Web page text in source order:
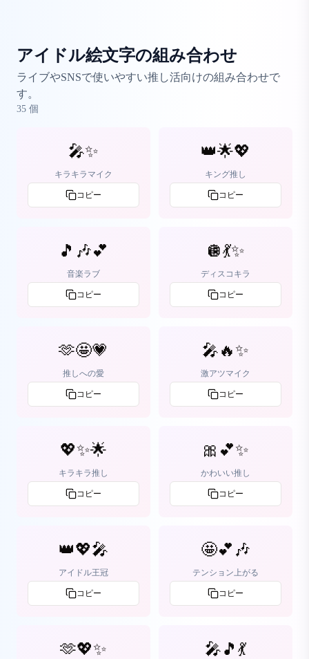
アイドル絵文字の組み合わせ
ライブやSNSで使いやすい推し活向けの組み合わせで
す。
35 個
🎤✨
キラキラマイク
コピー
👑🌟💖
キング推し
コピー
🎵🎶💕
音楽ラブ
コピー
🪩💃✨
ディスコキラ
コピー
🫶🤩💗
推しへの愛
コピー
🎤🔥✨
激アツマイク
コピー
💖✨🌟
キラキラ推し
コピー
🎀💕✨
かわいい推し
コピー
👑💖🎤
アイドル王冠
コピー
🤩💕🎶
テンション上がる
コピー
🫶💖✨ 🎤🎵💃